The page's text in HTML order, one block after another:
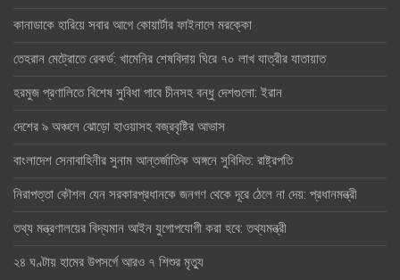
কানাডাকে হারিয়ে সবার আগে কোয়ার্টার ফাইনালে মরক্কো
তেহরান মেট্রোতে রেকর্ড: খামেনির শেষবিদায় ঘিরে ৭০ লাখ যাত্রীর যাতায়াত
হরমুজ প্রণালিতে বিশেষ সুবিধা পাবে চীনসহ বন্ধু দেশগুলো: ইরান
দেশের ৯ অঞ্চলে ঝোড়ো হাওয়াসহ বজ্রবৃষ্টির আভাস
বাংলাদেশ সেনাবাহিনীর সুনাম আন্তর্জাতিক অঙ্গনে সুবিদিত: রাষ্ট্রপতি
নিরাপত্তা কৌশল যেন সরকারপ্রধানকে জনগণ থেকে দূরে ঠেলে না দেয়: প্রধানমন্ত্রী
তথ্য মন্ত্রণালয়ের বিদ্যমান আইন যুগোপযোগী করা হবে: তথ্যমন্ত্রী
২৪ ঘণ্টায় হামের উপসর্গে আরও ৭ শিশুর মৃত্যু